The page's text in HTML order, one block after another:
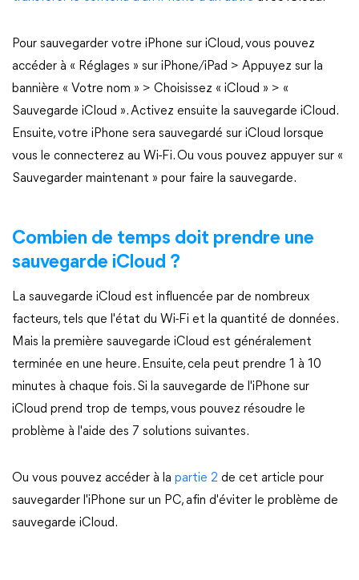
Pour sauvegarder votre iPhone sur iCloud, vous pouvez
accéder à « Réglages » sur iPhone/iPad > Appuyez sur la
bannière « Votre nom » > Choisissez « iCloud » > «
Sauvegarde iCloud ». Activez ensuite la sauvegarde iCloud.
Ensuite, votre iPhone sera sauvegardé sur iCloud lorsque
vous le connecterez au Wi-Fi. Ou vous pouvez appuyer sur «
Sauvegarder maintenant » pour faire la sauvegarde.
Combien de temps doit prendre une
sauvegarde iCloud ?
La sauvegarde iCloud est influencée par de nombreux
facteurs, tels que l'état du Wi-Fi et la quantité de données.
Mais la première sauvegarde iCloud est généralement
terminée en une heure. Ensuite, cela peut prendre 1 à 10
minutes à chaque fois. Si la sauvegarde de l'iPhone sur
iCloud prend trop de temps, vous pouvez résoudre le
problème à l'aide des 7 solutions suivantes.
Ou vous pouvez accéder à la partie 2 de cet article pour
sauvegarder l'iPhone sur un PC, afin d'éviter le problème de
sauvegarde iCloud.